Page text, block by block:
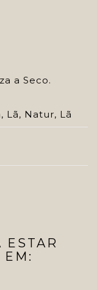
a Seco.
, Lã, Natur, Lã
ESTAR
EM: